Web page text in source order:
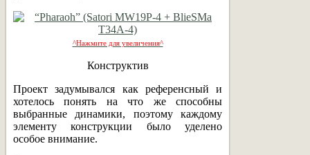
^Нажмите для увеличения^
Конструктив
Проект задумывался как референсный и
хотелось понять на что же способны
выбранные динамики, поэтому каждому
элементу конструкции было уделено
особое внимание.